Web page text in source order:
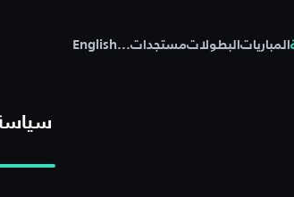
المبارياتالبطولاتمستجدات...
English